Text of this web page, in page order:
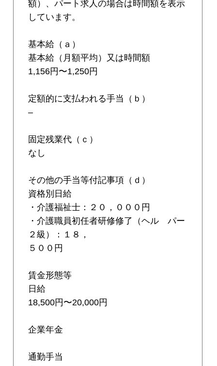
額）、パート求人の場合は時間額を表示
しています。
基本給（ａ）
基本給（月額平均）又は時間額
1,156円〜1,250円
定額的に支払われる手当（ｂ）
–
固定残業代（ｃ）
なし
その他の手当等付記事項（ｄ）
資格別日給
・介護福祉士：２０，０００円
・介護職員初任者研修修了（ヘル パー
２級）：１８，
５００円
賃金形態等
日給
18,500円〜20,000円
企業年金
通勤手当